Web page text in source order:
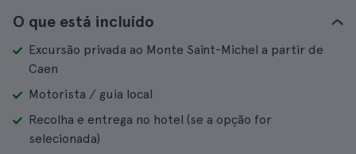
O que está incluído
Excursão privada ao Monte Saint-Michel a partir de
Caen
Motorista / guia local
Recolha e entrega no hotel (se a opção for
selecionada)